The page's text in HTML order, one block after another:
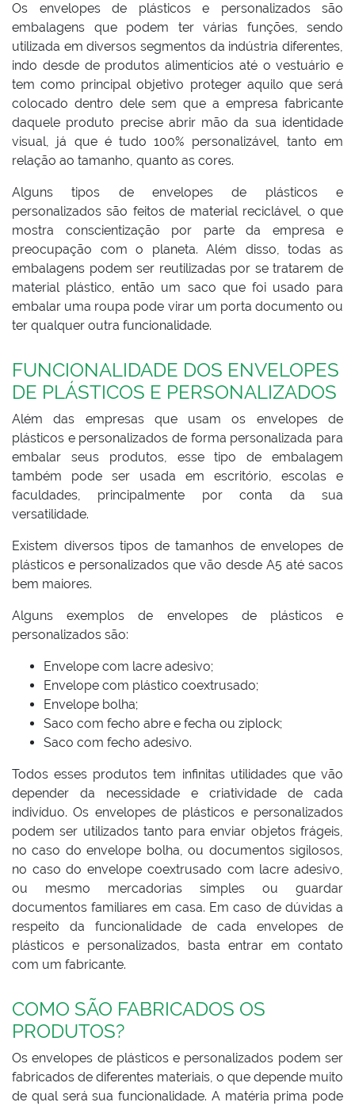
Os envelopes de plásticos e personalizados são
embalagens que podem ter várias funções, sendo
utilizada em diversos segmentos da indústria diferentes,
indo desde de produtos alimentícios até o vestuário e
tem como principal objetivo proteger aquilo que será
colocado dentro dele sem que a empresa fabricante
daquele produto precise abrir mão da sua identidade
visual, já que é tudo 100% personalizável, tanto em
relação ao tamanho, quanto as cores.
Alguns tipos de envelopes de plásticos e
personalizados são feitos de material reciclável, o que
mostra conscientização por parte da empresa e
preocupação com o planeta. Além disso, todas as
embalagens podem ser reutilizadas por se tratarem de
material plástico, então um saco que foi usado para
embalar uma roupa pode virar um porta documento ou
ter qualquer outra funcionalidade.
FUNCIONALIDADE DOS ENVELOPES
DE PLÁSTICOS E PERSONALIZADOS
Além das empresas que usam os envelopes de
plásticos e personalizados de forma personalizada para
embalar seus produtos, esse tipo de embalagem
também pode ser usada em escritório, escolas e
faculdades, principalmente por conta da sua
versatilidade.
Existem diversos tipos de tamanhos de envelopes de
plásticos e personalizados que vão desde A5 até sacos
bem maiores.
Alguns exemplos de envelopes de plásticos e
personalizados são:
Envelope com lacre adesivo;
Envelope com plástico coextrusado;
Envelope bolha;
Saco com fecho abre e fecha ou ziplock;
Saco com fecho adesivo.
Todos esses produtos tem infinitas utilidades que vão
depender da necessidade e criatividade de cada
indivíduo. Os envelopes de plásticos e personalizados
podem ser utilizados tanto para enviar objetos frágeis,
no caso do envelope bolha, ou documentos sigilosos,
no caso do envelope coextrusado com lacre adesivo,
ou mesmo mercadorias simples ou guardar
documentos familiares em casa. Em caso de dúvidas a
respeito da funcionalidade de cada envelopes de
plásticos e personalizados, basta entrar em contato
com um fabricante.
COMO SÃO FABRICADOS OS
PRODUTOS?
Os envelopes de plásticos e personalizados podem ser
fabricados de diferentes materiais, o que depende muito
de qual será sua funcionalidade. A matéria prima pode